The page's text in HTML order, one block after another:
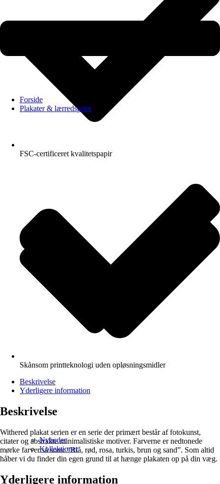
Forside
Plakater & lærredsprint
Nyheder
Kollektioner
FSC-certificeret kvalitetspapir
Skånsom printteknologi uden opløsningsmidler
Beskrivelse
Yderligere information
Beskrivelse
Withered plakat serien er en serie der primært består af fotokunst,
citater og abstrakte minimalistiske motiver. Farverne er nedtonede
mørke farver så som: “Blå, rød, rosa, turkis, brun og sand”. Som altid
håber vi du finder din egen grund til at hænge plakaten op på din væg.
Yderligere information